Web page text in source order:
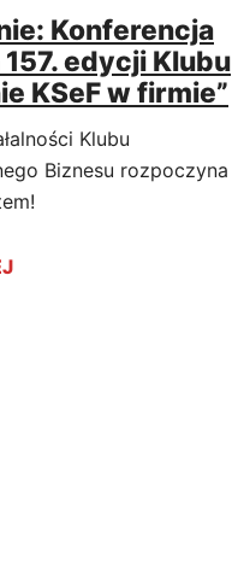
Konferencja
edycji Klubu
KSeF w firmie”
Klubu
Biznesu rozpoczyna